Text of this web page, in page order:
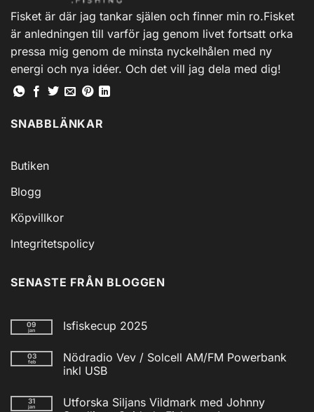
Fisket är där jag tankar själen och finner min ro.Fisket
är anledningen till varför jag genom livet fortsatt orka
pressa mig genom de minsta nyckelhålen med ny
energi och nya idéer. Och det vill jag dela med dig!
SNABBLÄNKAR
Butiken
Blogg
Köpvillkor
Integritetspolicy
SENASTE FRÅN BLOGGEN
09
jan Isfiskecup 2025
till
Isfiskecup
2025
03
feb
Nödradio Vev / Solcell AM/FM Powerbank
inkl USB
till
31
jan
Utforska Siljans Vildmark med Johnny